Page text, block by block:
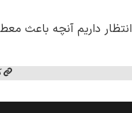
انتظار داریم آنچه